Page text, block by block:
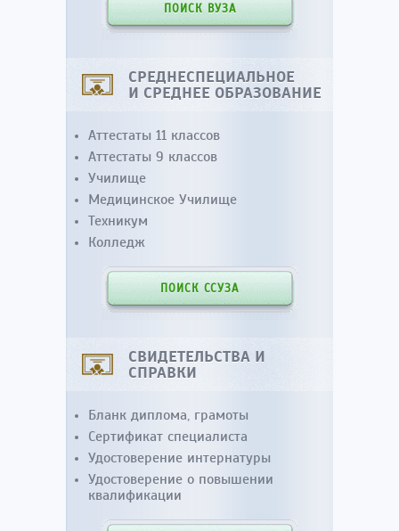
ПОИСК ВУЗА
СРЕДНЕСПЕЦИАЛЬНОЕ
И СРЕДНЕЕ ОБРАЗОВАНИЕ
Аттестаты 11 классов
Аттестаты 9 классов
Училище
Медицинское Училище
Техникум
Колледж
ПОИСК ССУЗА
СВИДЕТЕЛЬСТВА И
СПРАВКИ
Бланк диплома, грамоты
Сертификат специалиста
Удостоверение интернатуры
Удостоверение о повышении
квалификации